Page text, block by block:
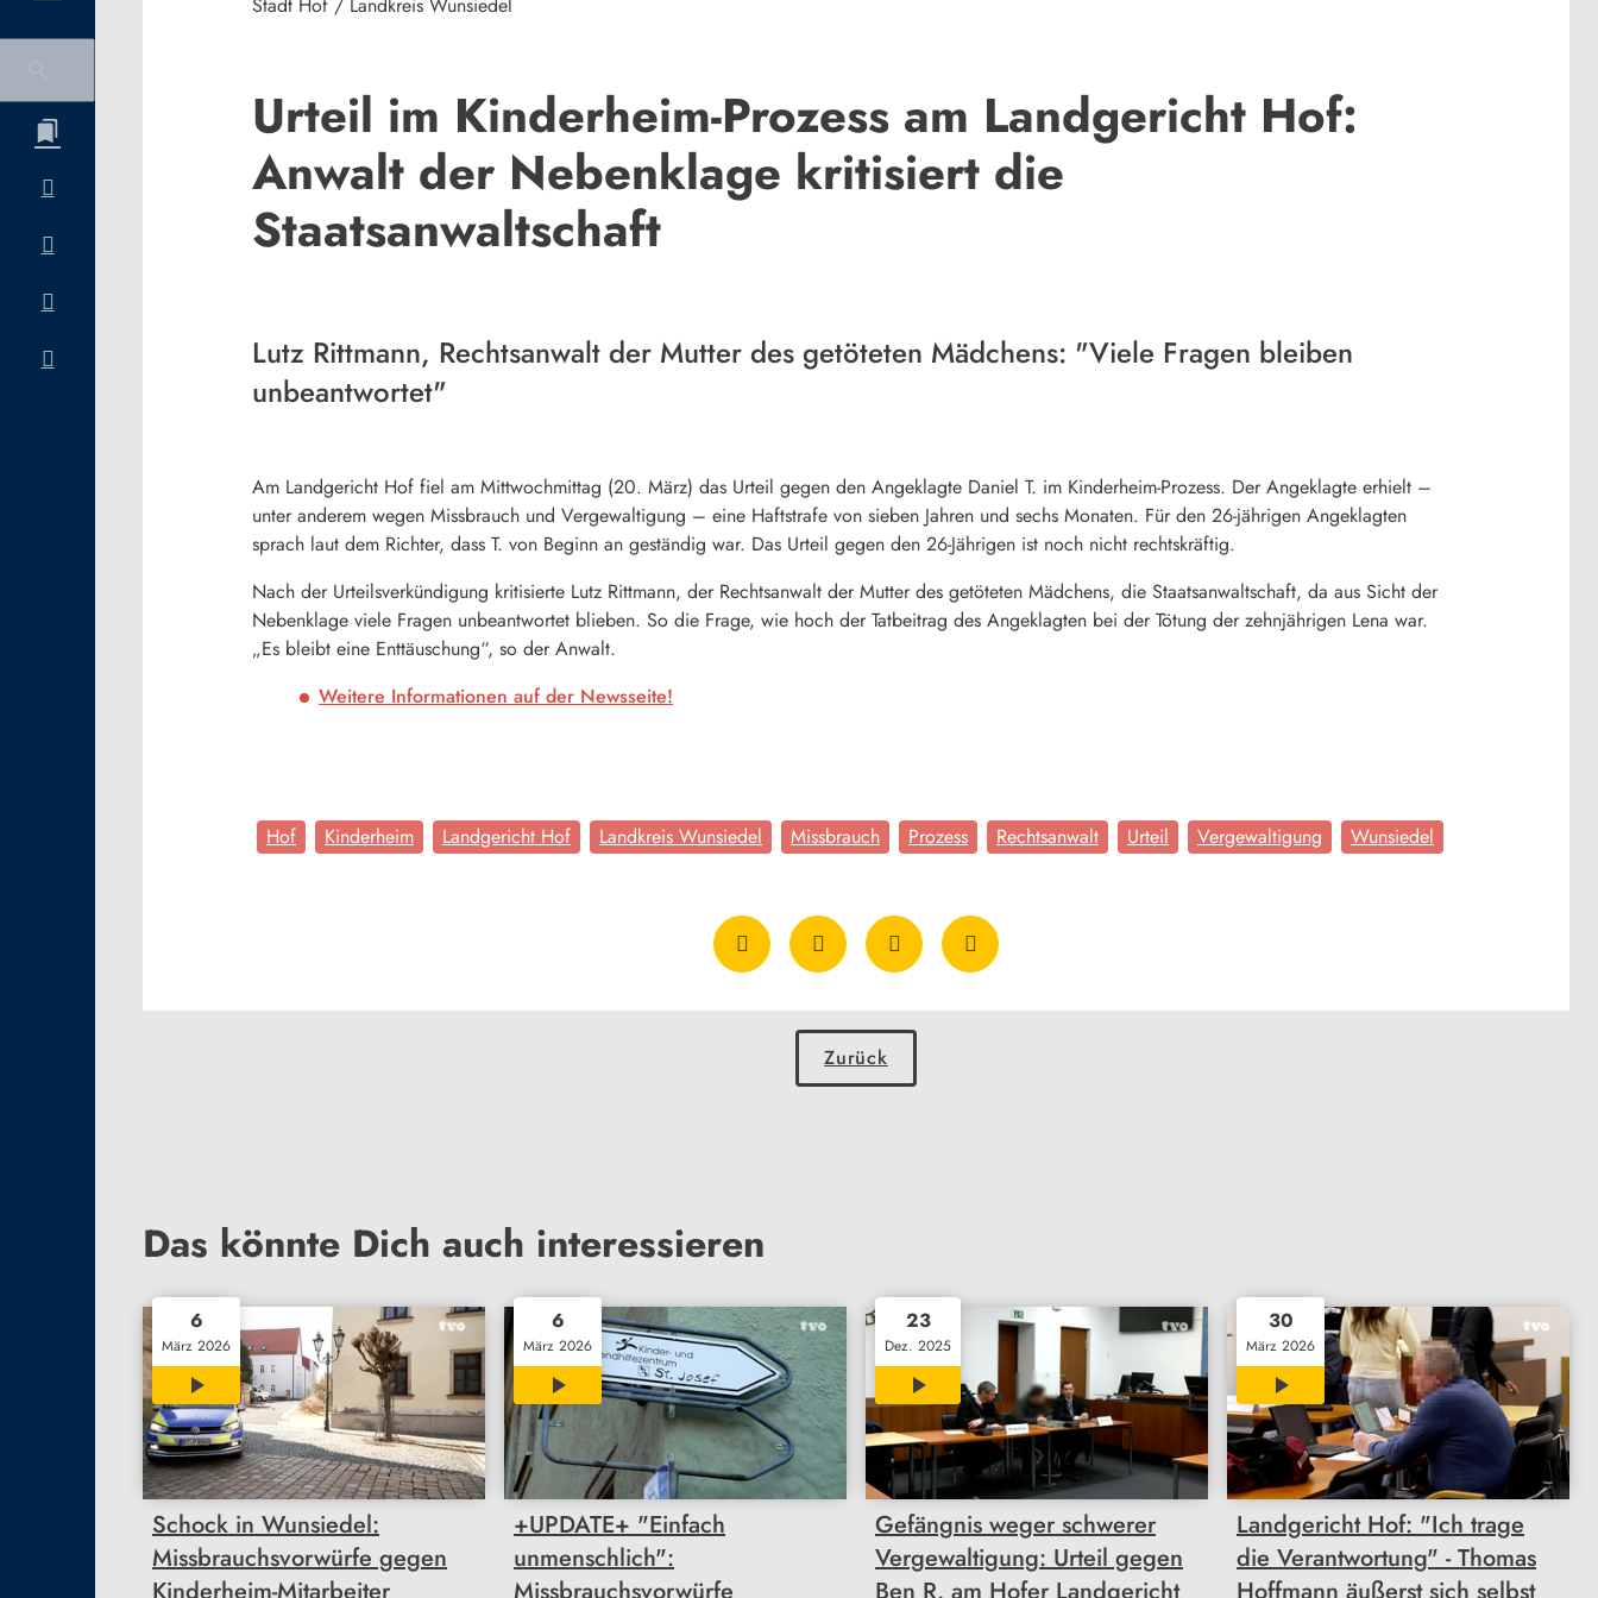
Stadt Hof / Landkreis Wunsiedel
Urteil im Kinderheim-Prozess am Landgericht Hof:
Anwalt der Nebenklage kritisiert die
Staatsanwaltschaft
Lutz Rittmann, Rechtsanwalt der Mutter des getöteten Mädchens: "Viele Fragen bleiben
unbeantwortet"
Am Landgericht Hof fiel am Mittwochmittag (20. März) das Urteil gegen den Angeklagte Daniel T. im Kinderheim-Prozess. Der Angeklagte erhielt –
unter anderem wegen Missbrauch und Vergewaltigung – eine Haftstrafe von sieben Jahren und sechs Monaten. Für den 26-jährigen Angeklagten
sprach laut dem Richter, dass T. von Beginn an geständig war. Das Urteil gegen den 26-Jährigen ist noch nicht rechtskräftig.
Nach der Urteilsverkündigung kritisierte Lutz Rittmann, der Rechtsanwalt der Mutter des getöteten Mädchens, die Staatsanwaltschaft, da aus Sicht der
Nebenklage viele Fragen unbeantwortet blieben. So die Frage, wie hoch der Tatbeitrag des Angeklagten bei der Tötung der zehnjährigen Lena war.
„Es bleibt eine Enttäuschung“, so der Anwalt.
Weitere Informationen auf der Newsseite!
Hof Kinderheim Landgericht Hof Landkreis Wunsiedel Missbrauch Prozess Rechtsanwalt Urteil Vergewaltigung Wunsiedel
Zurück
Das könnte Dich auch interessieren
6
März 2026
03:41
Schock in Wunsiedel:
Missbrauchsvorwürfe gegen
6
März 2026
01:43
+UPDATE+ "Einfach
unmenschlich":
23
Dez. 2025
Gefängnis weger schwerer
Vergewaltigung: Urteil gegen
30
März 2026
01:57
Landgericht Hof: "Ich trage
die Verantwortung" - Thomas